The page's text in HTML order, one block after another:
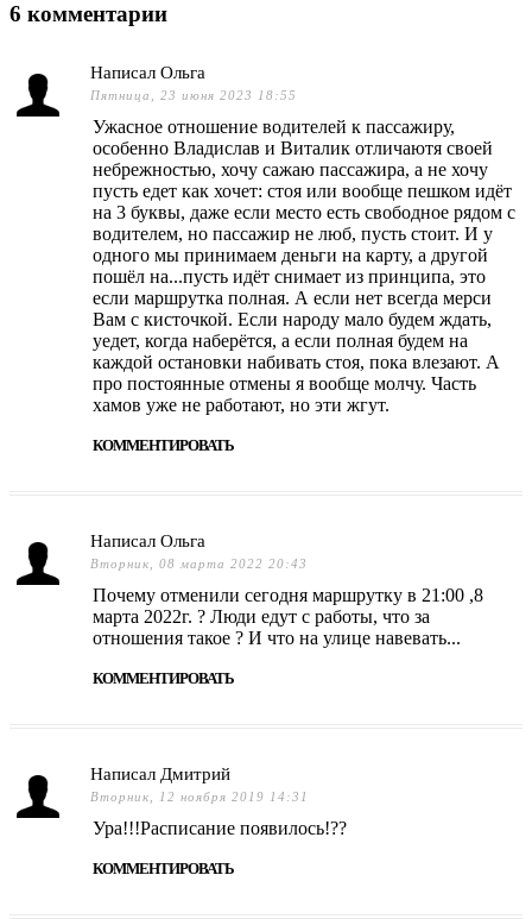
6 комментарии
Написал Ольга
Пятница, 23 июня 2023 18:55
Ужасное отношение водителей к пассажиру,
особенно Владислав и Виталик отличаютя своей
небрежностью, хочу сажаю пассажира, а не хочу
пусть едет как хочет: стоя или вообще пешком идёт
на 3 буквы, даже если место есть свободное рядом с
водителем, но пассажир не люб, пусть стоит. И у
одного мы принимаем деньги на карту, а другой
пошёл на...пусть идёт снимает из принципа, это
если маршрутка полная. А если нет всегда мерси
Вам с кисточкой. Если народу мало будем ждать,
уедет, когда наберётся, а если полная будем на
каждой остановки набивать стоя, пока влезают. А
про постоянные отмены я вообще молчу. Часть
хамов уже не работают, но эти жгут.
КОММЕНТИРОВАТЬ
Написал Ольга
Вторник, 08 марта 2022 20:43
Почему отменили сегодня маршрутку в 21:00 ,8
марта 2022г. ? Люди едут с работы, что за
отношения такое ? И что на улице навевать...
КОММЕНТИРОВАТЬ
Написал Дмитрий
Вторник, 12 ноября 2019 14:31
Ура!!!Расписание появилось!??
КОММЕНТИРОВАТЬ